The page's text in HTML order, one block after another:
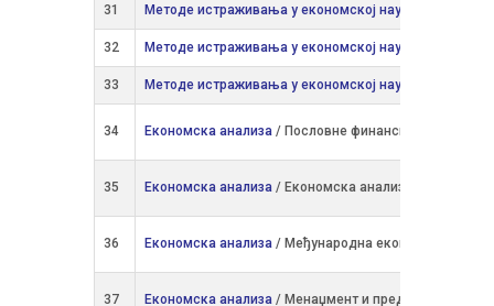
31 Методе истраживања у економској науци
32 Методе истраживања у економској науци
33 Методе истраживања у економској науци
34 Економска анализа / Пословне финансије,
35 Економска анализа / Економска анализа и политика
36 Економска анализа / Међународна економија
37 Економска анализа / Менаџмент и предузетништво